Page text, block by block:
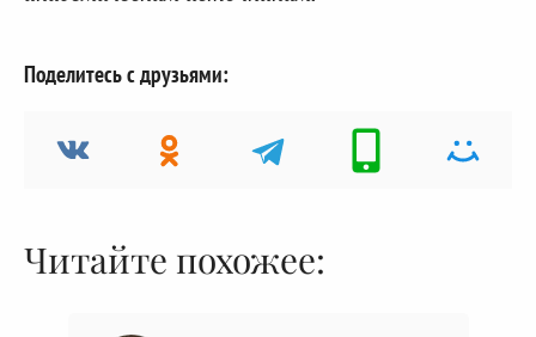
Поделитесь с друзьями:
Читайте похожее: